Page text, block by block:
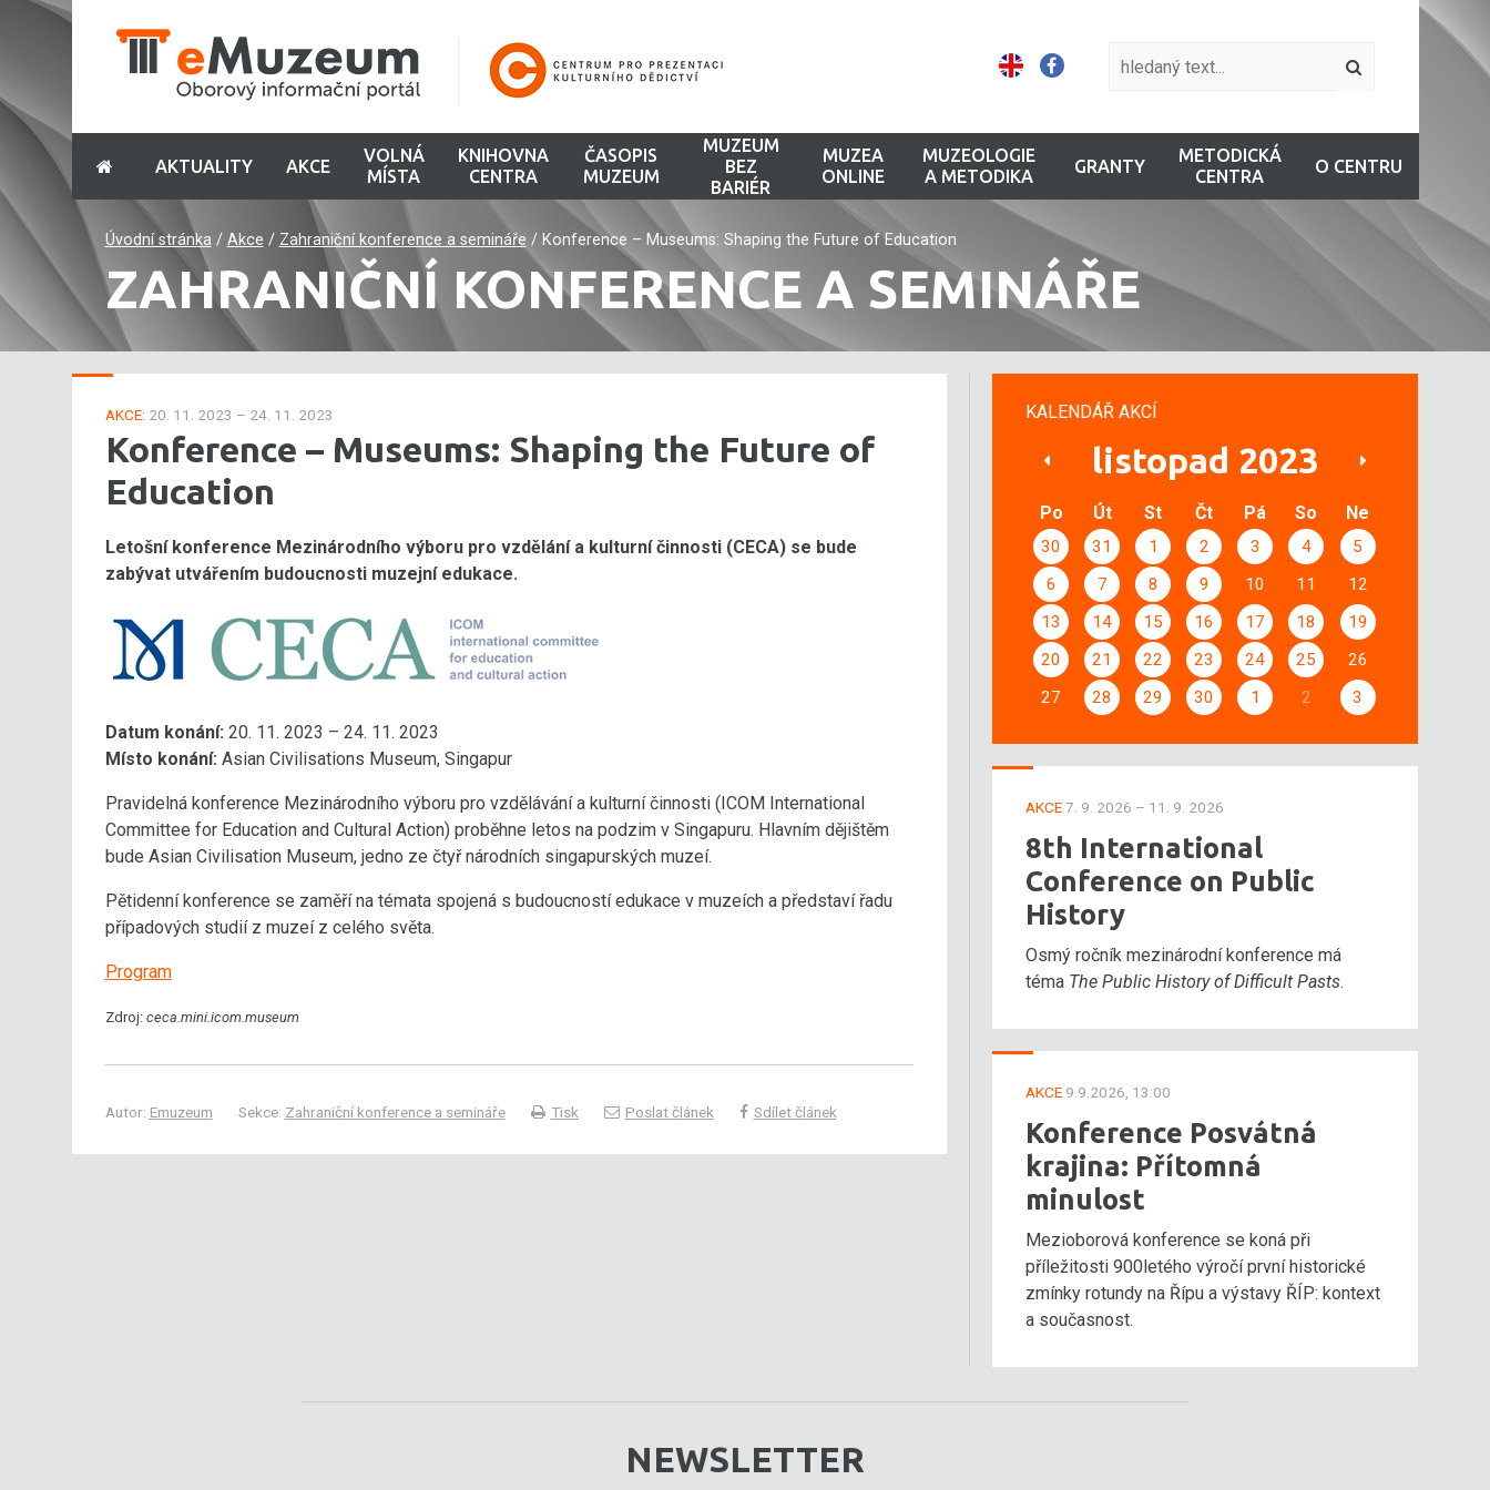
AKTUALITY AKCE
VOLNÁ
MÍSTA
KNIHOVNA
CENTRA
ČASOPIS
MUZEUM
MUZEUM
BEZ
BARIÉR
MUZEA
ONLINE
MUZEOLOGIE
A METODIKA
GRANTY
METODICKÁ
CENTRA
O CENTRU
Úvodní stránka/ Akce / Zahraniční konference a semináře / Konference – Museums: Shaping the Future of Education
ZAHRANIČNÍ KONFERENCE A SEMINÁŘE
AKCE: 20. 11. 2023 – 24. 11. 2023
Konference – Museums: Shaping the Future of
Education
Letošní konference Mezinárodního výboru pro vzdělání a kulturní činnosti (CECA) se bude
zabývat utvářením budoucnosti muzejní edukace.
Datum konání: 20. 11. 2023 – 24. 11. 2023
Místo konání: Asian Civilisations Museum, Singapur
Pravidelná konference Mezinárodního výboru pro vzdělávání a kulturní činnosti (ICOM International
Committee for Education and Cultural Action) proběhne letos na podzim v Singapuru. Hlavním dějištěm
bude Asian Civilisation Museum, jedno ze čtyř národních singapurských muzeí.
Pětidenní konference se zaměří na témata spojená s budoucností edukace v muzeích a představí řadu
případových studií z muzeí z celého světa.
Program
Zdroj: ceca.mini.icom.museum
Autor: Emuzeum Sekce: Zahraniční konference a semináře Tisk Poslat článek Sdílet článek
KALENDÁŘ AKCÍ
listopad 2023
Po Út St Čt Pá So Ne
30 31 1 2 3 4
5
6
7 8 9 10 11
12
13
14 15 16 17 18
19
20
21 22 23 24 25
26
27
28 29 30 1 2 3
AKCE7. 9. 2026 – 11. 9. 2026
8th International
Conference on Public
History
Osmý ročník mezinárodní konference má
téma The Public History of Difficult Pasts.
AKCE 9.9.2026, 13:00
Konference Posvátná
krajina: Přítomná
minulost
Mezioborová konference se koná při
příležitosti 900letého výročí první historické
zmínky rotundy na Řípu a výstavy ŘÍP: kontext
a současnost.
NEWSLETTER